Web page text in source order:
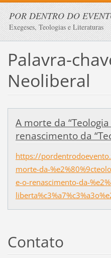
POR DENTRO DO
Exegeses, Teologias e Literaturas
Palavra-
Neoliberal
A morte da
renascimento da
https://
morte-da-
e-o-renascimento-da-
Contato